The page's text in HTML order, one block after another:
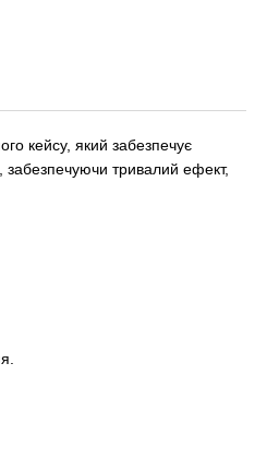
кейсу, який забезпечує
тривалий ефект,